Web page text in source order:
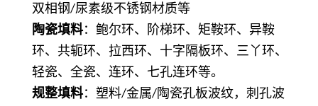
双相钢/尿素级不锈钢材质等
陶瓷填料：鲍尔环、阶梯环、矩鞍环、异鞍
环、共轭环、拉西环、十字隔板环、三丫环、
轻瓷、全瓷、连环、七孔连环等。
规整填料：塑料/金属/陶瓷孔板波纹，刺孔波